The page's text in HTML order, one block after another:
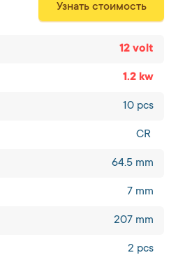
Узнать стоимость
12 volt
1.2 kw
10 pcs
CR
64.5 mm
7 mm
207 mm
2 pcs